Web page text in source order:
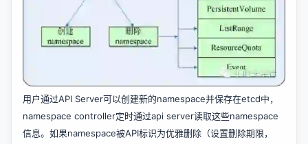
用户通过API Server可以创建新的namespace并保存在etcd中，
namespace controller定时通过api server读取这些namespace
信息。如果namespace被API标识为优雅删除（设置删除期限，